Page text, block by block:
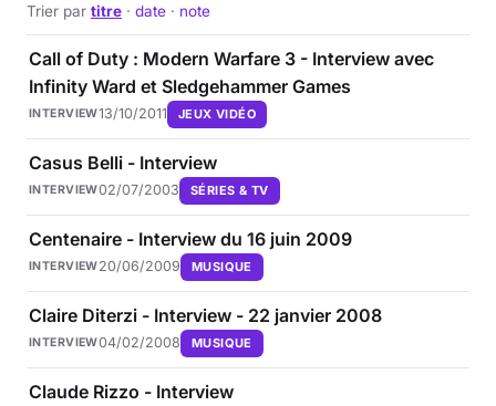
Sciences & Tech
Forum
Trier par titre · date · note
Call of Duty : Modern Warfare 3 - Interview avec
Infinity Ward et Sledgehammer Games
INTERVIEW13/10/2011 JEUX VIDÉO
Casus Belli - Interview
INTERVIEW02/07/2003 SÉRIES & TV
Centenaire - Interview du 16 juin 2009
INTERVIEW20/06/2009 MUSIQUE
Claire Diterzi - Interview - 22 janvier 2008
INTERVIEW04/02/2008 MUSIQUE
Claude Rizzo - Interview